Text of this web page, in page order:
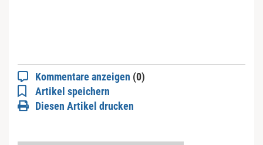
Kommentare anzeigen (0)
Artikel speichern
Diesen Artikel drucken